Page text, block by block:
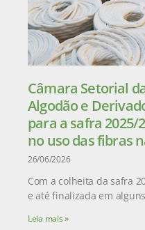
Câmara Setorial
Algodão e
para a safra 2025/
no uso das fibras
26/06/2026
Com a colheita da safra
e até finalizada em
Leia mais »